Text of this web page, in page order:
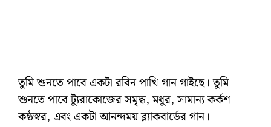
তুমি শুনতে পাবে একটা রবিন পাখি গান গাইছে। তুমি
শুনতে পাবে ট্যুরাকোজের সমৃদ্ধ, মধুর, সামান্য কর্কশ
কন্ঠস্বর, এবং একটা আনন্দময় ব্ল্যাকবার্ডের গান।